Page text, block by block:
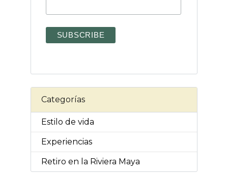
Categorías
Estilo de vida
Experiencias
Retiro en la Riviera Maya